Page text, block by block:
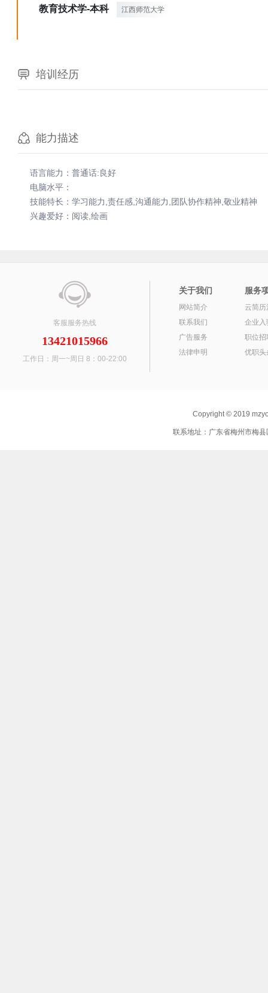
教育技术学-本科 江西师范大学
培训经历
能力描述
语言能力：普通话:良好
电脑水平：
技能特长：学习能力,责任感,沟通能力,团队协作精神,敬业精神
兴趣爱好：阅读,绘画
客服服务热线
13421015966
工作日：周一~周日 8：00-22:00
关于我们
网站简介
联系我们
广告服务
法律申明
服务
云简历
企业入
职位招
优职头
Copyright © 2019
联系地址：广东省梅州市梅